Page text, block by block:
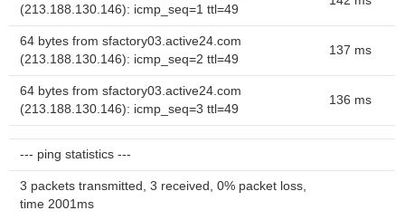
(213.188.130.146): icmp_seq=1 ttl=49
64 bytes from sfactory03.active24.com
(213.188.130.146): icmp_seq=2 ttl=49
137 ms
64 bytes from sfactory03.active24.com
(213.188.130.146): icmp_seq=3 ttl=49
136 ms
--- ping statistics ---
3 packets transmitted, 3 received, 0% packet loss,
time 2001ms